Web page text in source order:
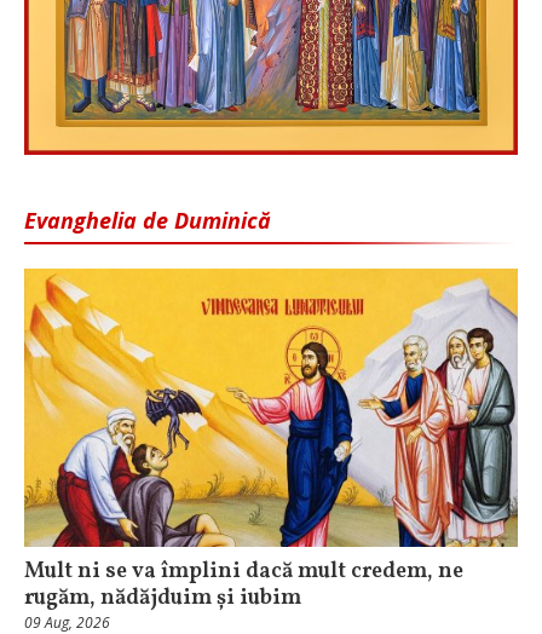
Evanghelia de Duminică
Mult ni se va împlini dacă mult credem, ne
rugăm, nădăjduim și iubim
09 Aug, 2026